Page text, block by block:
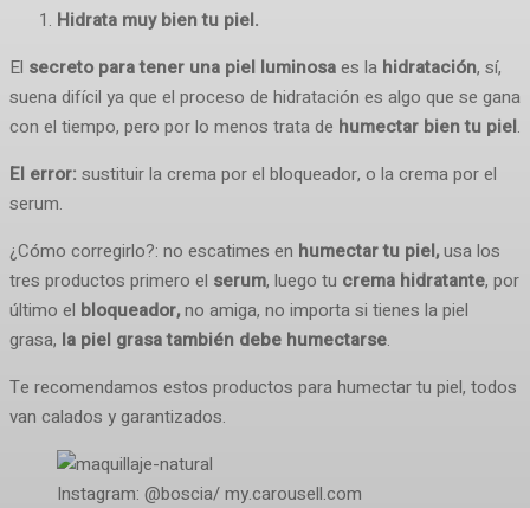
Hidrata muy bien tu piel.
El secreto para tener una piel luminosaes la hidratación, sí,
suena difícil ya que el proceso de hidratación es algo que se gana
con el tiempo, pero por lo menos trata de humectar bien tu piel.
El error: sustituir la crema por el bloqueador, o la crema por el
serum.
¿Cómo corregirlo?: no escatimes en humectar tu piel,usa los
tres productos primero el serum, luego tu crema hidratante, por
último el bloqueador,no amiga, no importa si tienes la piel
grasa, la piel grasa también debe humectarse.
Te recomendamos estos productos para humectar tu piel, todos
van calados y garantizados.
Instagram: @boscia/ my.carousell.com